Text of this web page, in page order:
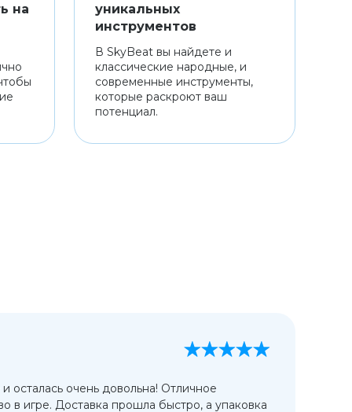
на
уникальных
инструментов
В SkyBeat вы найдете и
классические народные, и
современные инструменты,
которые раскроют ваш
потенциал.
осталась очень довольна! Отличное
в игре. Доставка прошла быстро, а упаковка